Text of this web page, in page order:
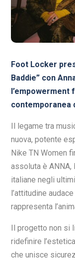
Foot Locker
Baddie” con
l’empowerment
contemporanea
Il legame tra
nuova, potente
Nike TN Women
assoluta è ANNA,
italiane negli
l’attitudine
rappresenta
Il progetto non si
ridefinire
che unisce